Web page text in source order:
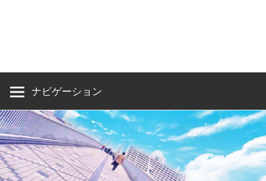
洲・
有
と
き
ど
き
ナビゲーション